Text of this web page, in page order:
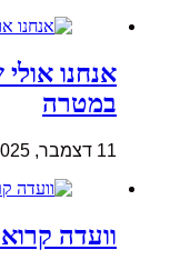
אנחנו
במטרה
11 דצמבר, 2025
וועדה